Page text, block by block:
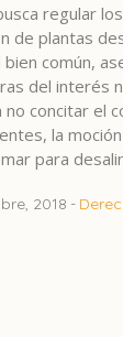
regular
de plantas
común,
del interés
concitar el
la
mar para
2018